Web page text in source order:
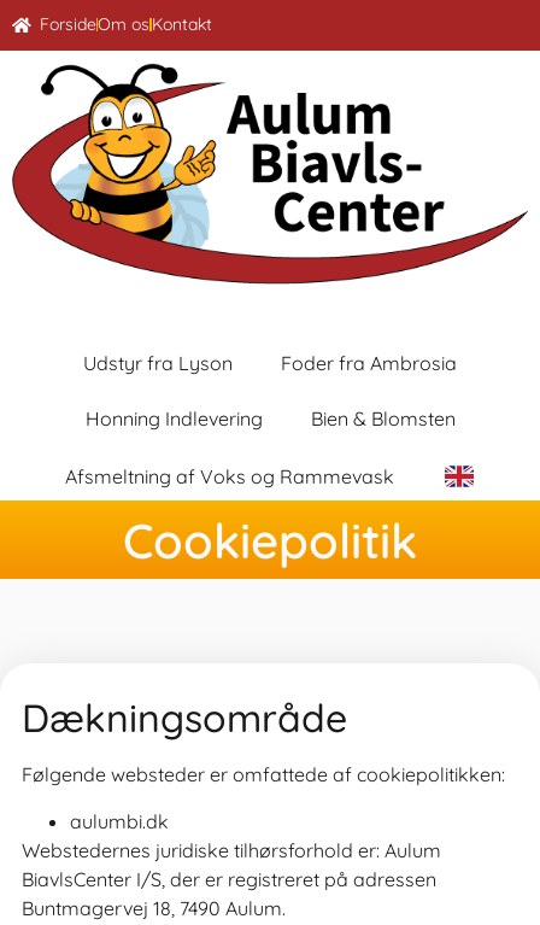
ForsideOm osKontakt
Udstyr fra Lyson Foder fra Ambrosia
Honning Indlevering Bien & Blomsten
Afsmeltning af Voks og Rammevask
Cookiepolitik
Dækningsområde
Følgende websteder er omfattede af cookiepolitikken:
aulumbi.dk
Webstedernes juridiske tilhørsforhold er: Aulum
BiavlsCenter I/S, der er registreret på adressen
Buntmagervej 18, 7490 Aulum.